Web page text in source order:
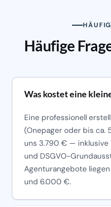
Häufige
Was kostet eine
Eine professionell
(Onepager oder bis ca.
uns 3.790 € — inklusive
und DSGVO-
Agenturangebote
und 6.000 €.